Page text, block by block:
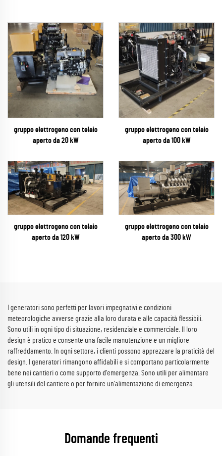
gruppo elettrogeno con telaio
aperto da 20 kW
gruppo elettrogeno con telaio
aperto da 100 kW
gruppo elettrogeno con telaio
aperto da 120 kW
gruppo elettrogeno con telaio
aperto da 300 kW
I generatori sono perfetti per lavori impegnativi e condizioni
meteorologiche avverse grazie alla loro durata e alle capacità flessibili.
Sono utili in ogni tipo di situazione, residenziale e commerciale. Il loro
design è pratico e consente una facile manutenzione e un migliore
raffreddamento. In ogni settore, i clienti possono apprezzare la praticità del
design. I generatori rimangono affidabili e si comportano particolarmente
bene nei cantieri o come supporto d'emergenza. Sono utili per alimentare
gli utensili del cantiere o per fornire un'alimentazione di emergenza.
Domande frequenti